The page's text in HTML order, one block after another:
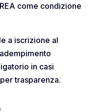
come condizione
a iscrizione al
in casi
trasparenza.